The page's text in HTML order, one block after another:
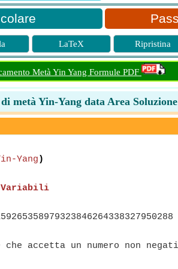
LaTeX Ripristina
Metà Yin Yang Formule PDF
metà Yin-Yang data Area Soluzione
Yang )
Variabili
che accetta un numero non